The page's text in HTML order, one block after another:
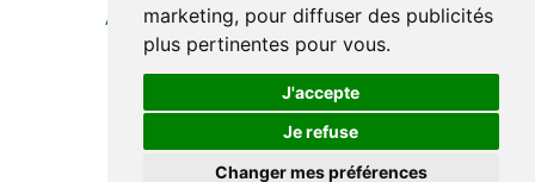
marketing, pour diffuser des publicités
plus pertinentes pour vous.
J'accepte
Je refuse
Changer mes préférences
Accessibilité Plan du site
Politique de confidentialité
Réalisation du site
© Santé Québec Côte-Nord, 2026